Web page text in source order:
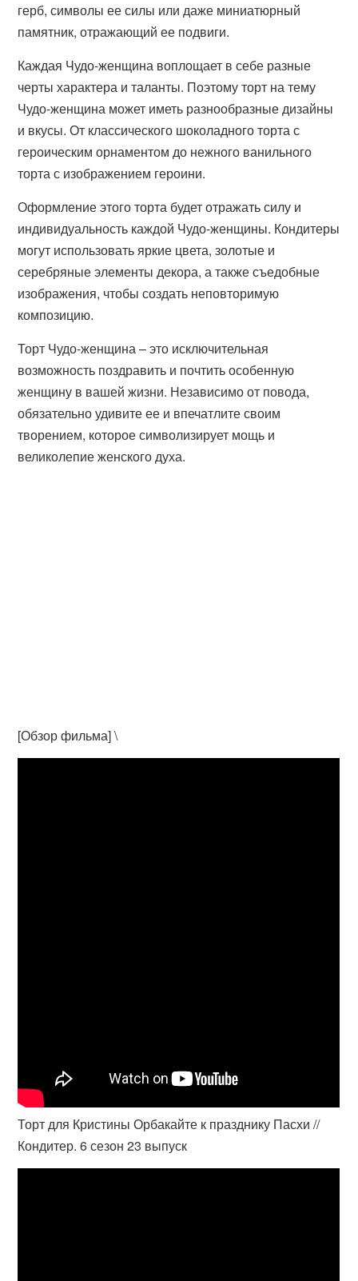
герб, символы ее силы или даже миниатюрный
памятник, отражающий ее подвиги.
Каждая Чудо-женщина воплощает в себе разные
черты характера и таланты. Поэтому торт на тему
Чудо-женщина может иметь разнообразные дизайны
и вкусы. От классического шоколадного торта с
героическим орнаментом до нежного ванильного
торта с изображением героини.
Оформление этого торта будет отражать силу и
индивидуальность каждой Чудо-женщины. Кондитеры
могут использовать яркие цвета, золотые и
серебряные элементы декора, а также съедобные
изображения, чтобы создать неповторимую
композицию.
Торт Чудо-женщина – это исключительная
возможность поздравить и почтить особенную
женщину в вашей жизни. Независимо от повода,
обязательно удивите ее и впечатлите своим
творением, которое символизирует мощь и
великолепие женского духа.
[Обзор фильма] \
Торт для Кристины Орбакайте к празднику Пасхи //
Кондитер. 6 сезон 23 выпуск